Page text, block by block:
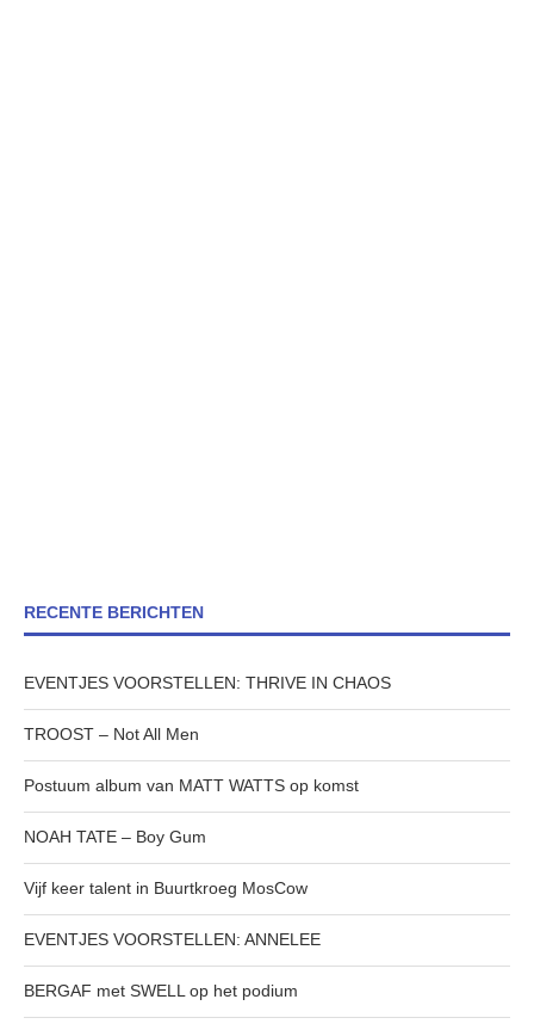
RECENTE BERICHTEN
EVENTJES VOORSTELLEN: THRIVE IN CHAOS
TROOST – Not All Men
Postuum album van MATT WATTS op komst
NOAH TATE – Boy Gum
Vijf keer talent in Buurtkroeg MosCow
EVENTJES VOORSTELLEN: ANNELEE
BERGAF met SWELL op het podium